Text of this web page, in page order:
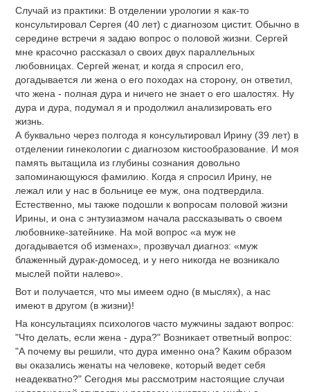
Случай из практики: В отделении урологии я как-то
консультировал Сергея (40 лет) с диагнозом цистит. Обычно в
середине встречи я задаю вопрос о половой жизни. Сергей
мне красочно рассказал о своих двух параллельных
любовницах. Сергей женат, и когда я спросил его,
догадывается ли жена о его походах на сторону, он ответил,
что жена - полная дура и ничего не знает о его шалостях. Ну
дура и дура, подумал я и продолжил анализировать его
жизнь.
А буквально через полгода я консультировал Ирину (39 лет) в
отделении гинекологии с диагнозом кистообразование. И моя
память вытащила из глубины сознания довольно
запоминающуюся фамилию. Когда я спросил Ирину, не
лежал или у нас в больнице ее муж, она подтвердила.
Естественно, мы также подошли к вопросам половой жизни
Ирины, и она с энтузиазмом начала рассказывать о своем
любовнике-затейнике. На мой вопрос «а муж не
догадывается об изменах», прозвучал диагноз: «муж
блаженный дурак-домосед, и у него никогда не возникало
мыслей пойти налево».
Вот и получается, что мы имеем одно (в мыслях), а нас
имеют в другом (в жизни)!
На консультациях психологов часто мужчины задают вопрос:
"Что делать, если жена - дура?" Возникает ответный вопрос:
"А почему вы решили, что дура именно она? Каким образом
вы оказались женаты на человеке, который ведет себя
неадекватно?" Сегодня мы рассмотрим настоящие случаи